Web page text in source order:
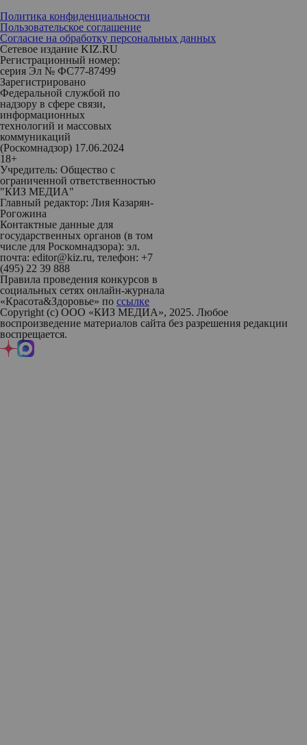
Политика конфиденциальности
Пользовательское соглашение
Согласие на обработку персональных данных
Сетевое издание KIZ.RU
Регистрационный номер:
серия Эл № ФС77-87499
Зарегистрировано
Федеральной службой по
надзору в сфере связи,
информационных
технологий и массовых
коммуникаций
(Роскомнадзор) 17.06.2024
18+
Учредитель: Общество с
ограниченной ответственностью
"КИЗ МЕДИА"
Главный редактор: Лия Казарян-
Рогожина
Контактные данные для
государственных органов (в том
числе для Роскомнадзора): эл.
почта: editor@kiz.ru, телефон: +7
(495) 22 39 888
Правила проведения конкурсов в
социальных сетях онлайн-журнала
«Красота&Здоровье» по ссылке
Copyright (с) ООО «КИЗ МЕДИА», 2025. Любое
воспроизведение материалов сайта без разрешения редакции
воспрещается.